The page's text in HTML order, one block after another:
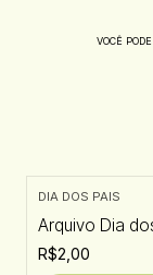
VOCÊ
DIA DOS PAIS
Arquivo Dia
R$2,00